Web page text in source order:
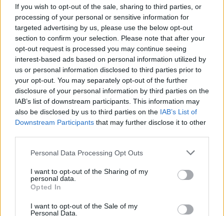
If you wish to opt-out of the sale, sharing to third parties, or
processing of your personal or sensitive information for
targeted advertising by us, please use the below opt-out
section to confirm your selection. Please note that after your
opt-out request is processed you may continue seeing
interest-based ads based on personal information utilized by
us or personal information disclosed to third parties prior to
your opt-out. You may separately opt-out of the further
disclosure of your personal information by third parties on the
IAB’s list of downstream participants. This information may
also be disclosed by us to third parties on the IAB’s List of
Downstream Participants that may further disclose it to other
Please note that this website/app uses one or more Google
not limited to your visit or usage behaviour. You may click to
grant or deny consent to Google and its third-party tags to
use your data for below specified purposes in below Google
consent section.
Personal Data Processing Opt Outs
I want to opt-out of the Sharing of my
personal data.
Opted In
I want to opt-out of the Sale of my
Personal Data.
2022. december 22. 19:03
Dobó Ági, Juhos Joci és Király Peti megmutatja,
hogyan készíthetünk olcsó, de finom karácsonyi
menüt
A Konyhafőnök VIP 2. és 3. évadjainak győzteseit, Dobó
Ágit és Király Petit, valamint a Mestercukrász séfjét,
Juhos Jocit kértük meg: adjanak tippeket, hogyan
készítsünk karácsonyi menüt minél olcsóbban.